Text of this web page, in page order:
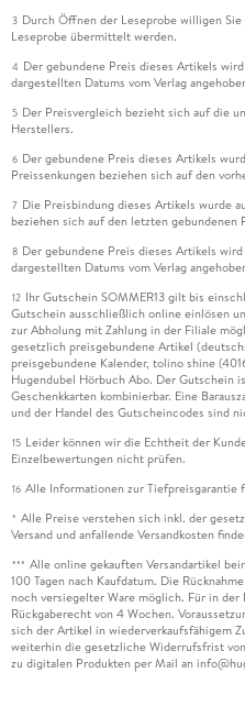
3 Durch Öffnen der Leseprobe willigen
Leseprobe übermittelt werden.
4 Der gebundene Preis dieses Artikels
dargestellten Datums vom Verlag
5 Der Preisvergleich bezieht sich auf die
Herstellers.
6 Der gebundene Preis dieses Artikels
Preissenkungen beziehen sich auf den
7 Die Preisbindung dieses Artikels wurde
beziehen sich auf den letzten gebundenen
8 Der gebundene Preis dieses Artikels
dargestellten Datums vom Verlag
12 Ihr Gutschein SOMMER13 gilt bis
Gutschein ausschließlich online einlösen
zur Abholung mit Zahlung in der Filiale
gesetzlich preisgebundene Artikel
preisgebundene Kalender, tolino shine
Hugendubel Hörbuch Abo. Der Gutschein
Geschenkkarten kombinierbar. Eine
und der Handel des Gutscheincodes sind
15 Leider können wir die Echtheit der
Einzelbewertungen nicht prüfen.
16 Alle Informationen zur Tiefpreisgarantie
* Alle Preise verstehen sich inkl. der
Versand und anfallende Versandkosten
*** Alle online gekauften Versandartikel
100 Tagen nach Kaufdatum. Die
noch versiegelter Ware möglich. Für in
Rückgaberecht von 4 Wochen.
sich der Artikel in wiederverkaufsfähigem
weiterhin die gesetzliche Widerrufsfrist
zu digitalen Produkten per Mail an